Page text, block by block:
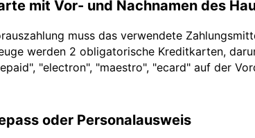
mit Vor- und Nachnamen des
muss das verwendete
werden 2 obligatorische Kreditkarten,
"electron", "maestro", "ecard" auf der
oder Personalausweis